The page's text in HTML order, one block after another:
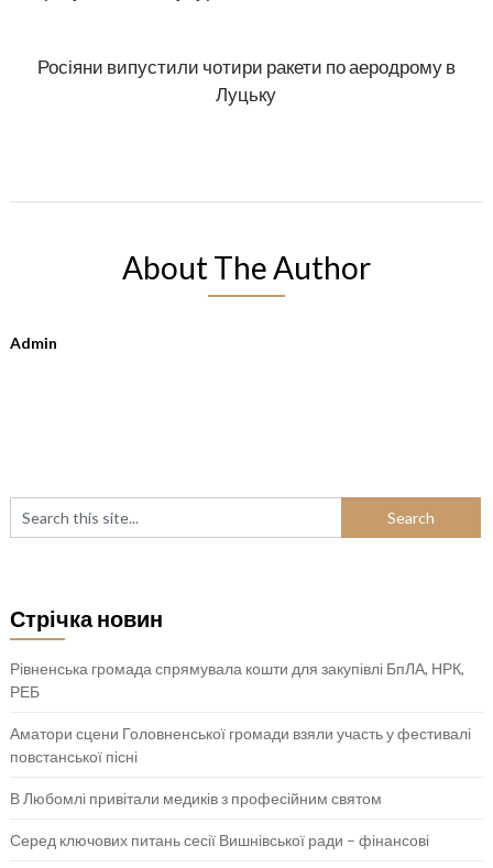
Росіяни випустили чотири ракети по аеродрому в
Луцьку
About The Author
Admin
Стрічка новин
Рівненська громада спрямувала кошти для закупівлі БпЛА, НРК,
РЕБ
Аматори сцени Головненської громади взяли участь у фестивалі
повстанської пісні
В Любомлі привітали медиків з професійним святом
Серед ключових питань сесії Вишнівської ради – фінансові